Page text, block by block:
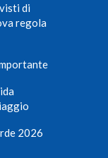
di
regola
2026